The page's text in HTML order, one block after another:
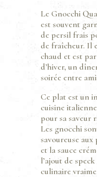
Le Gnocchi
est souvent
de persil frais
de fraîcheur. Il
chaud et est
d’hiver, un
soirée entre
Ce plat est un
cuisine
pour sa saveur
Les gnocchi
savoureuse
et la sauce
l’ajout de
culinaire